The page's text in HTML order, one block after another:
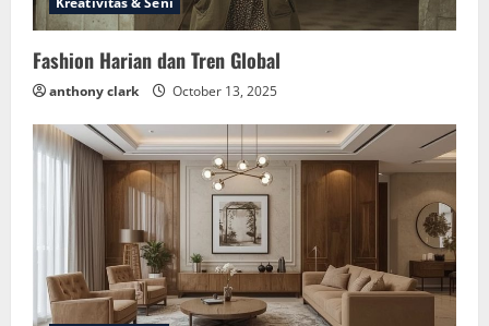
Fashion Harian dan Tren Global
anthony clark October 13, 2025